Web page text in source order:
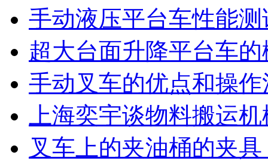
手动液压平台车性能测
超大台面升降平台车
手动叉车的优点和操
上海奕宇谈物料搬运
叉车上的夹油桶的夹